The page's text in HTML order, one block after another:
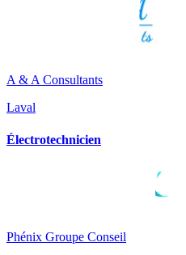
A & A Consultants
Laval
Électrotechnicien
Phénix Groupe Conseil